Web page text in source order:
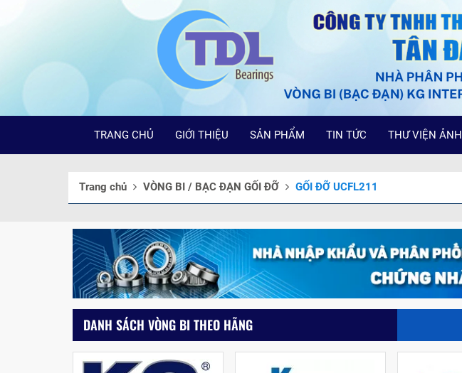
TRANG CHỦ GIỚI THIỆU SẢN PHẨM TIN TỨC THƯ VIỆN ẢNH
Trang chủ VÒNG BI / BẠC ĐẠN GỐI ĐỠ GỐI ĐỠ UCFL211
DANH SÁCH VÒNG BI THEO HÃNG